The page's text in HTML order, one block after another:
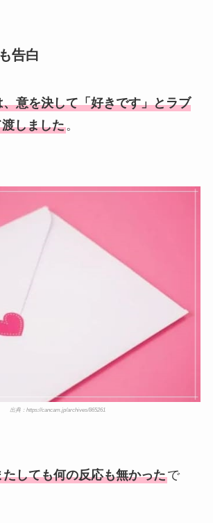
告白
意を決して「好きです」とラブ
しました。
出典：https://cancam.jp/archives/865261
たしても何の反応も無かったで